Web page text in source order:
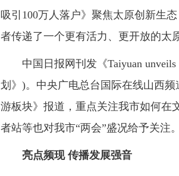
吸引100万人落户》聚焦太原创新生
者传递了一个更有活力、更开放的太
中国日报网刊发《Taiyuan unveils
划》)。中央广电总台国际在线山西
游板块》报道，重点关注我市如何在
者站等也对我市“两会”盛况给予关注。
亮点频现 传播发展强音